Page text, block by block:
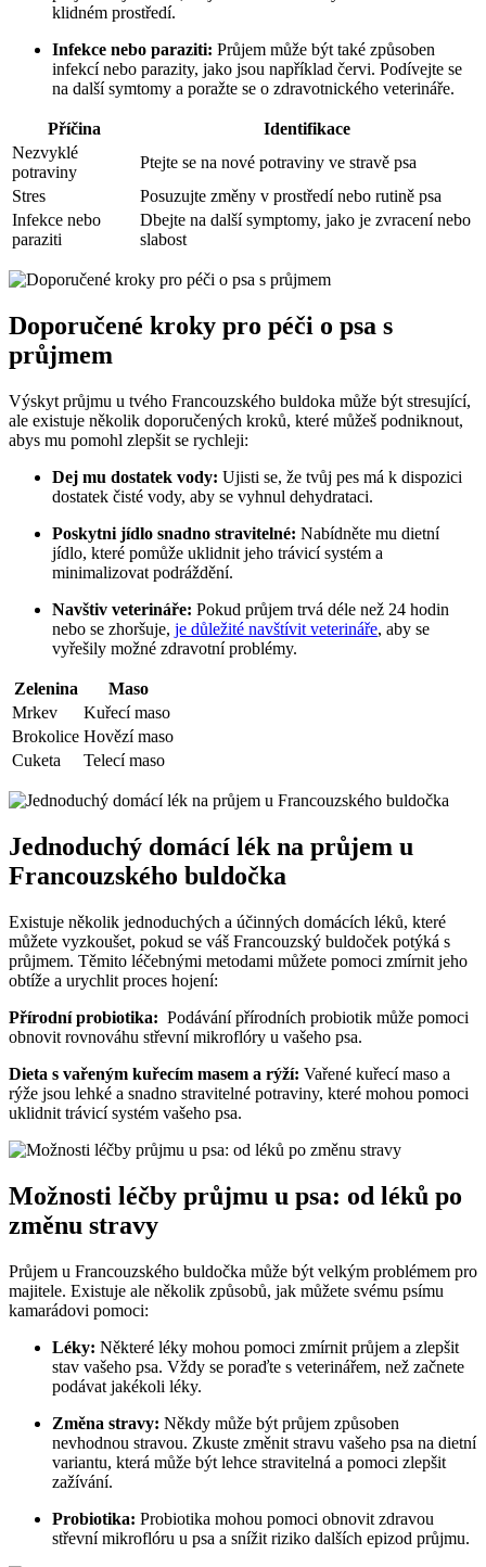
klidném prostředí.
Infekce nebo paraziti: Průjem může být ⁢také způsoben
infekcí ⁣nebo parazity, jako jsou například ⁤červi. Podívejte se
na ‌další symtomy‍ a poražte se⁣ o zdravotnického veterináře.
Příčina
Identifikace
Nezvyklé
potraviny
Ptejte se na nové potraviny ve⁣ stravě psa
Stres
Posuzujte změny v‍ prostředí⁢ nebo rutině psa
Infekce nebo
paraziti
Dbejte na‌ další symptomy, jako⁣ je zvracení nebo‍
slabost
Doporučené kroky pro péči o psa s
⁣průjmem
Výskyt průjmu u tvého Francouzského buldoka může být⁢ stresující,
ale⁤ existuje​ několik doporučených kroků, které můžeš podniknout,
abys mu pomohl zlepšit se rychleji:
Dej ⁢mu dostatek ⁣vody: Ujisti se, že tvůj⁣ pes má k dispozici ​
dostatek ⁢čisté vody, aby se⁢ vyhnul dehydrataci.
Poskytni jídlo snadno stravitelné: Nabídněte ‌mu dietní
jídlo, které pomůže⁤ uklidnit⁤ jeho ‍trávicí systém a‍
minimalizovat podráždění.
Navštiv veterináře: ⁣Pokud ⁤průjem trvá déle než ‍24⁤ hodin
nebo se zhoršuje, je důležité navštívit veterináře, aby‌ se
vyřešily možné ‌zdravotní problémy.
Zelenina
Maso
Mrkev
Kuřecí ‍maso
Brokolice Hovězí‌ maso
Cuketa
Telecí maso
Jednoduchý domácí ⁢lék na průjem u⁢
Francouzského buldočka
Existuje⁤ několik jednoduchých‌ a účinných domácích léků, které
můžete vyzkoušet, pokud ⁣se váš Francouzský buldoček⁣ potýká s
průjmem. Těmito léčebnými metodami můžete pomoci zmírnit jeho
obtíže a ⁣urychlit proces hojení:
Přírodní probiotika: ⁣ Podávání přírodních probiotik může ⁢pomoci
obnovit rovnováhu střevní mikroflóry‍ u ⁣vašeho psa.
Dieta s vařeným kuřecím masem a rýží: Vařené⁣ kuřecí maso a
⁤rýže jsou ​lehké a snadno stravitelné⁣ potraviny, které mohou pomoci‌
uklidnit trávicí systém ⁢vašeho ⁢psa.
Možnosti ‍léčby průjmu u ⁢psa: od léků po
změnu stravy
Průjem u Francouzského buldočka může⁤ být velkým problémem pro
majitele.‌ Existuje ⁤ale několik způsobů,⁢ jak můžete ⁤svému ​psímu
kamarádovi pomoci:
Léky: Některé léky mohou pomoci zmírnit průjem‌ a zlepšit ​
stav vašeho​ psa. Vždy se poraďte ⁣s veterinářem,​ než začnete
podávat jakékoli‍ léky.
Změna stravy: Někdy může být průjem‌ způsoben
nevhodnou stravou. Zkuste změnit stravu ‍vašeho psa na dietní⁣
variantu,‍ která může být lehce stravitelná ⁢a pomoci zlepšit⁢
zažívání.
Probiotika: Probiotika ⁣mohou pomoci obnovit zdravou
⁢střevní mikroflóru u psa a snížit riziko ⁢dalších epizod průjmu.